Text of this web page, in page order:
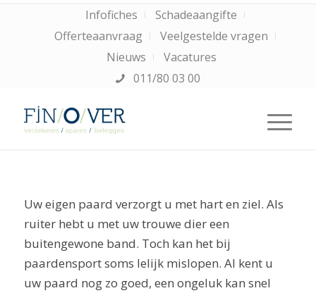
Infofiches
Schadeaangifte
Offerteaanvraag
Veelgestelde vragen
Nieuws
Vacatures
011/80 03 00
Uw eigen paard verzorgt u met hart en ziel. Als
ruiter hebt u met uw trouwe dier een
buitengewone band. Toch kan het bij
paardensport soms lelijk mislopen. Al kent u
uw paard nog zo goed, een ongeluk kan snel